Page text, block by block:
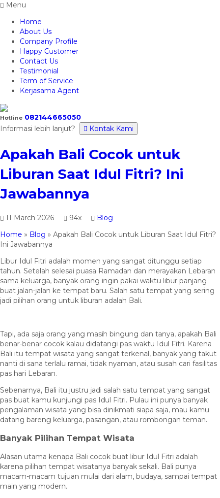
Menu
Home
About Us
Company Profile
Happy Customer
Contact Us
Testimonial
Term of Service
Kerjasama Agent
Hotline 082144665050
Informasi lebih lanjut?
Kontak Kami
Apakah Bali Cocok untuk
Liburan Saat Idul Fitri? Ini
Jawabannya
11 March 2026 94x
Blog
Home » Blog » Apakah Bali Cocok untuk Liburan Saat Idul Fitri?
Ini Jawabannya
Libur Idul Fitri adalah momen yang sangat ditunggu setiap
tahun. Setelah selesai puasa Ramadan dan merayakan Lebaran
sama keluarga, banyak orang ingin pakai waktu libur panjang
buat jalan-jalan ke tempat baru. Salah satu tempat yang sering
jadi pilihan orang untuk liburan adalah Bali.
Tapi, ada saja orang yang masih bingung dan tanya, apakah Bali
benar-benar cocok kalau didatangi pas waktu Idul Fitri. Karena
Bali itu tempat wisata yang sangat terkenal, banyak yang takut
nanti di sana terlalu ramai, tidak nyaman, atau susah cari fasilitas
pas hari Lebaran.
Sebenarnya, Bali itu justru jadi salah satu tempat yang sangat
pas buat kamu kunjungi pas Idul Fitri. Pulau ini punya banyak
pengalaman wisata yang bisa dinikmati siapa saja, mau kamu
datang bareng keluarga, pasangan, atau rombongan teman.
Banyak Pilihan Tempat Wisata
Alasan utama kenapa Bali cocok buat libur Idul Fitri adalah
karena pilihan tempat wisatanya banyak sekali. Bali punya
macam-macam tujuan mulai dari alam, budaya, sampai tempat
main yang modern.